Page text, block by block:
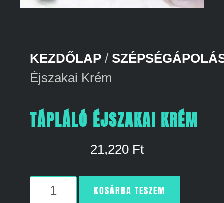
KEZDŐLAP /
Éjszakai Krém
TÁPLÁLÓ ÉJSZAKAI KRÉM
21,220 Ft
KOSÁRBA TESZEM